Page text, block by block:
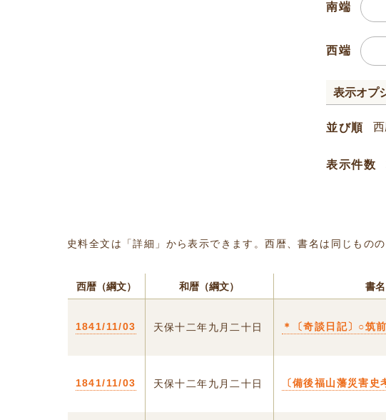
南端
西端
表示オプ
並び順
表示件数
史料全文は「詳細」から表示できます。西暦、書名は同じもの
西暦（綱文） 和暦（綱文） 書名
1841/11/03 天保十二年九月二十日 ＊〔奇談日記〕○筑
1841/11/03 天保十二年九月二十日 〔備後福山藩災害史